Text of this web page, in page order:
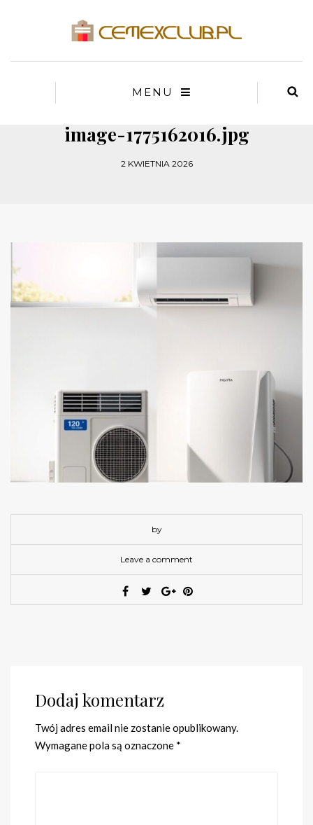
MENU
image-1775162016.jpg
2 KWIETNIA 2026
by
Leave a comment
Dodaj komentarz
Twój adres email nie zostanie opublikowany.
Wymagane pola są oznaczone *